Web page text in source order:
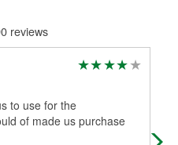
reviews
to use for the
of made us purchase